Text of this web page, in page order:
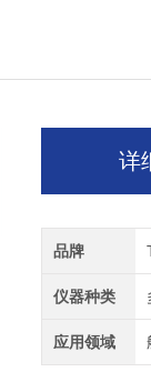
详
品牌
仪器种类
应用领域